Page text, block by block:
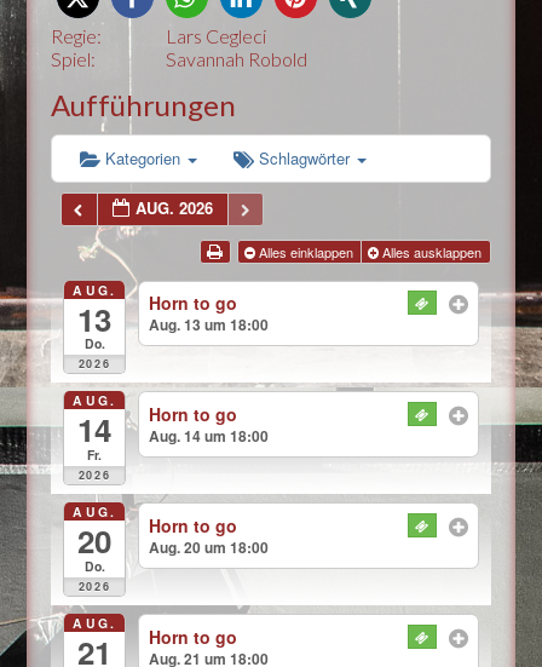
Regie:
Lars Cegleci
Spiel:
Savannah Robold
Aufführungen
Kategorien Schlagwörter
AUG. 2026
Alles einklappen Alles ausklappen
AUG.
13
Do.
2026
Horn to go
Aug. 13 um 18:00
AUG.
14
Fr.
2026
Horn to go
Aug. 14 um 18:00
AUG.
20
Do.
2026
Horn to go
Aug. 20 um 18:00
AUG.
21 Horn to go
Aug. 21 um 18:00